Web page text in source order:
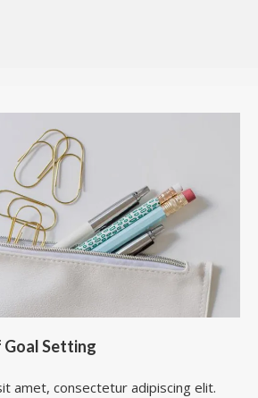
Goal Setting
amet, consectetur adipiscing elit.